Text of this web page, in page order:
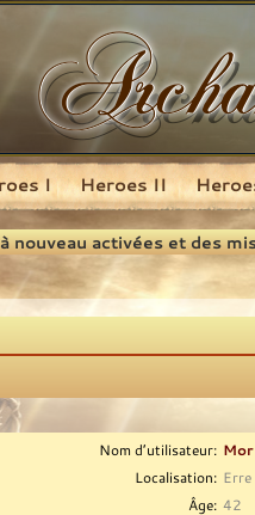
I Heroes II
nouveau activées et des
Nom d’utilisateur:
Localisation: Erre
Âge: 42